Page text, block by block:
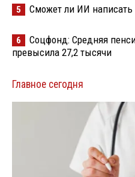
5 Сможет ли ИИ написать
6
Соцфонд: Средняя
превысила 27,2 тысячи
Главное сегодня